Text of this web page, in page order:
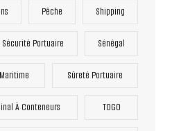
Pêche Shipping
Sécurité Portuaire Sénégal
Sûreté Portuaire
À Conteneurs TOGO